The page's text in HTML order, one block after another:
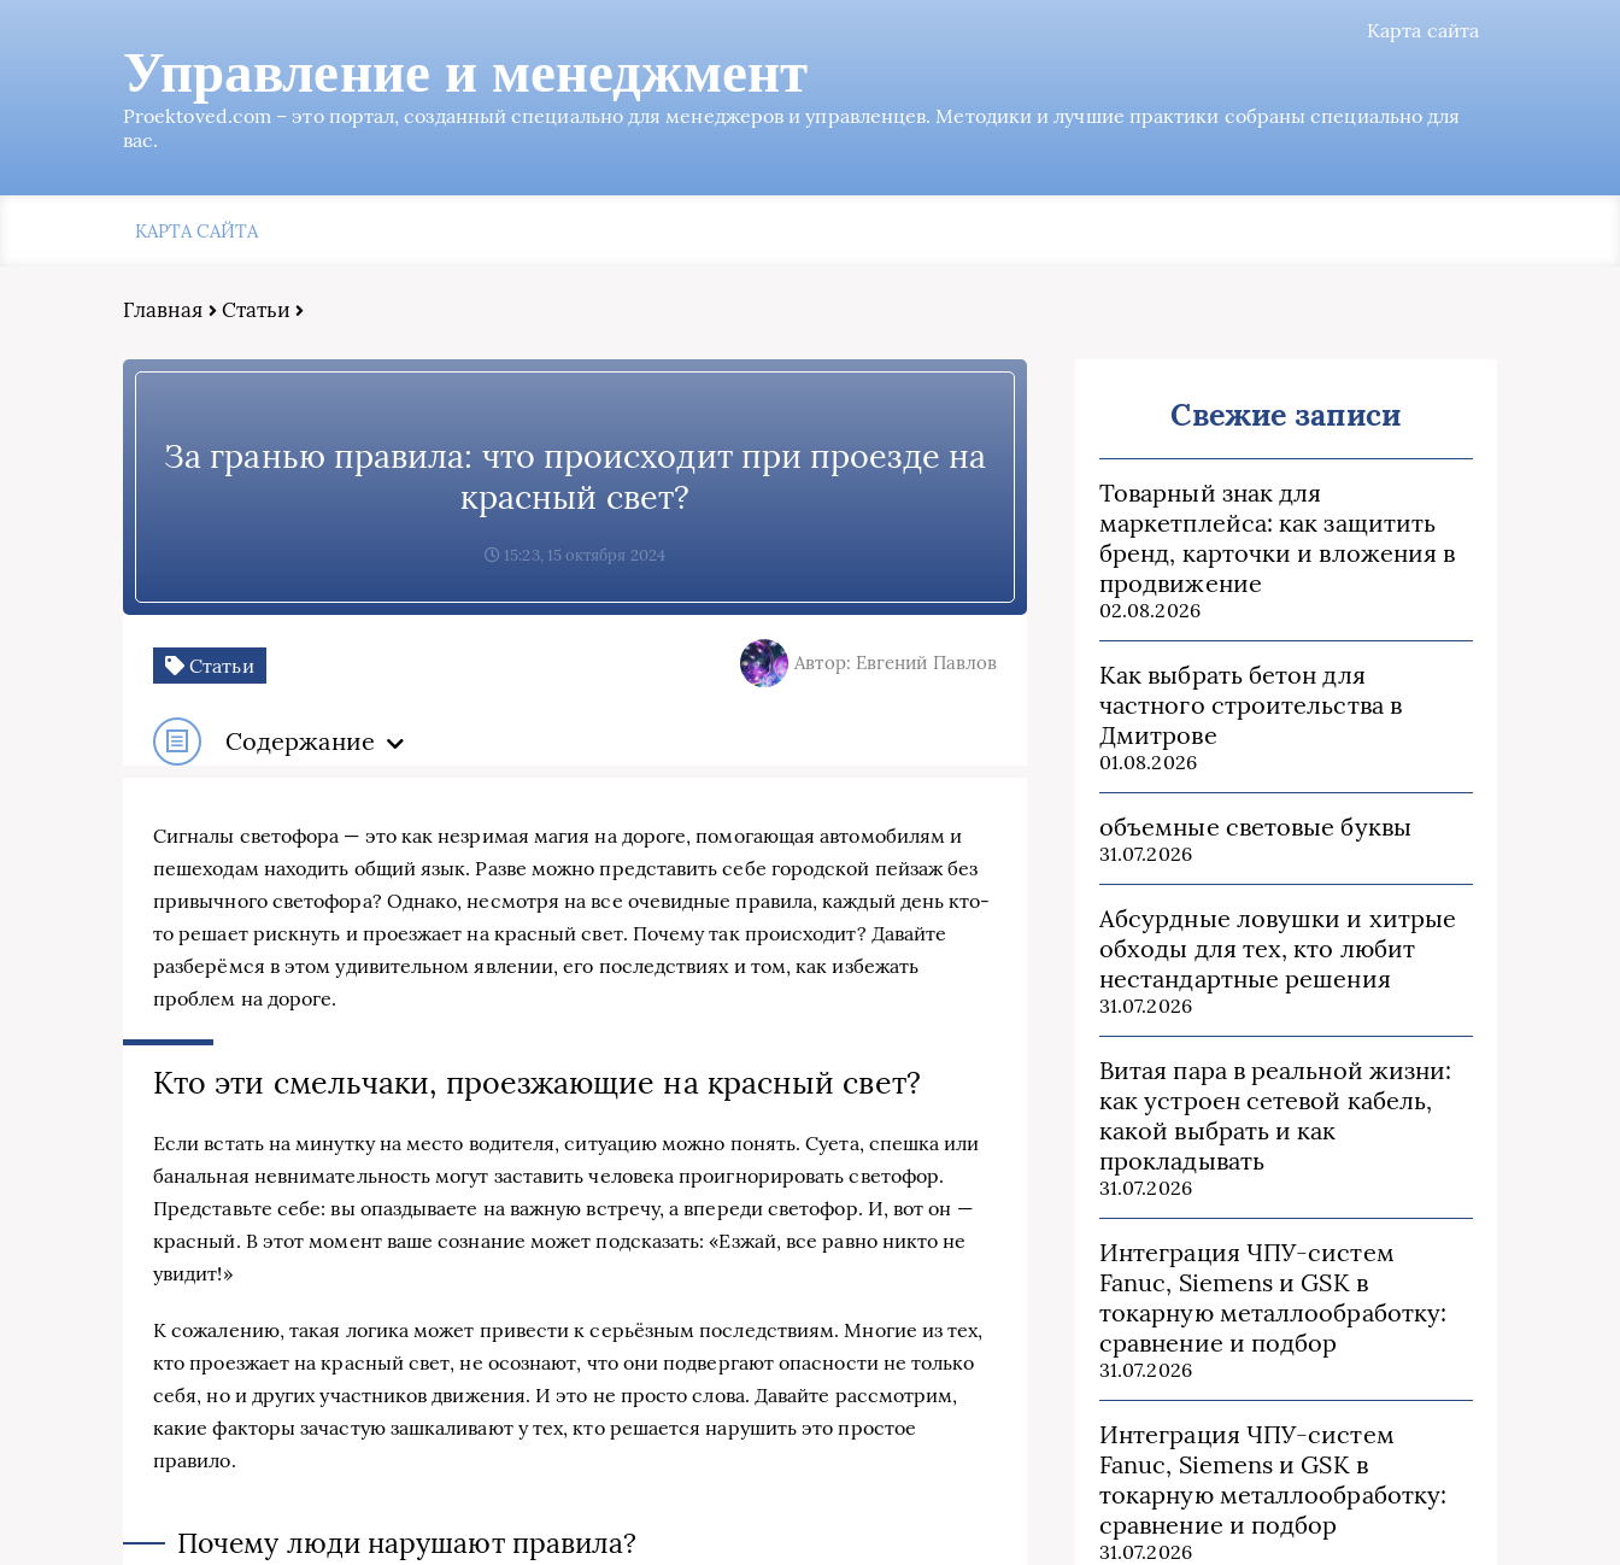
Карта сайта
Управление и менеджмент
Proektoved.com – это портал, созданный специально для менеджеров и управленцев. Методики и лучшие практики собраны специально для
вас.
КАРТА САЙТА
Главная Статьи
За гранью правила: что происходит при проезде на
красный свет?
15:23, 15 октября 2024
Статьи Автор: Евгений Павлов
Содержание
Сигналы светофора — это как незримая магия на дороге, помогающая автомобилям и
пешеходам находить общий язык. Разве можно представить себе городской пейзаж без
привычного светофора? Однако, несмотря на все очевидные правила, каждый день кто-
то решает рискнуть и проезжает на красный свет. Почему так происходит? Давайте
разберёмся в этом удивительном явлении, его последствиях и том, как избежать
проблем на дороге.
Кто эти смельчаки, проезжающие на красный свет?
Если встать на минутку на место водителя, ситуацию можно понять. Суета, спешка или
банальная невнимательность могут заставить человека проигнорировать светофор.
Представьте себе: вы опаздываете на важную встречу, а впереди светофор. И, вот он —
красный. В этот момент ваше сознание может подсказать: «Езжай, все равно никто не
увидит!»
К сожалению, такая логика может привести к серьёзным последствиям. Многие из тех,
кто проезжает на красный свет, не осознают, что они подвергают опасности не только
себя, но и других участников движения. И это не просто слова. Давайте рассмотрим,
какие факторы зачастую зашкаливают у тех, кто решается нарушить это простое
правило.
Почему люди нарушают правила?
Свежие записи
Товарный знак для
маркетплейса: как защитить
бренд, карточки и вложения в
продвижение
02.08.2026
Как выбрать бетон для
частного строительства в
Дмитрове
01.08.2026
объемные световые буквы
31.07.2026
Абсурдные ловушки и хитрые
обходы для тех, кто любит
нестандартные решения
31.07.2026
Витая пара в реальной жизни:
как устроен сетевой кабель,
какой выбрать и как
прокладывать
31.07.2026
Интеграция ЧПУ-систем
Fanuc, Siemens и GSK в
токарную металлообработку:
сравнение и подбор
31.07.2026
Интеграция ЧПУ-систем
Fanuc, Siemens и GSK в
токарную металлообработку:
сравнение и подбор
31.07.2026